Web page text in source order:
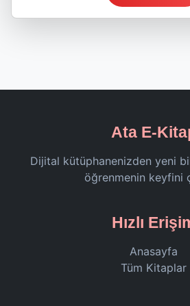
Ata E-
Dijital kütüphanenizden yeni
öğrenmenin keyfini
Hızlı
Anasayfa
Tüm Kitaplar